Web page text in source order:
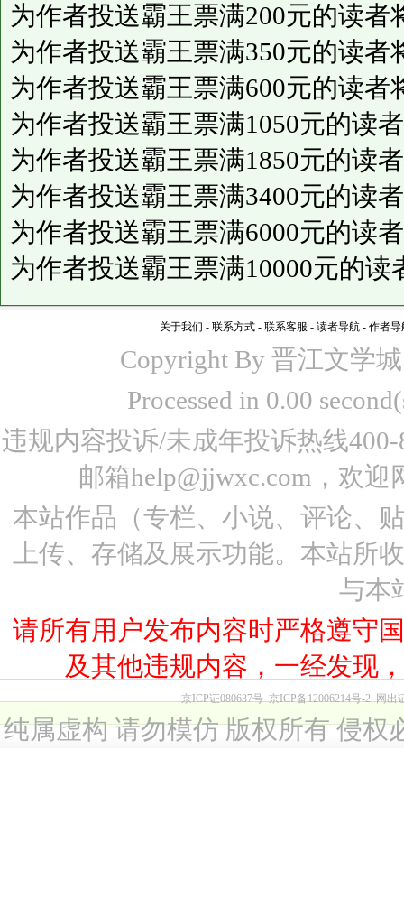
为作者投送霸王票满200元的读者
为作者投送霸王票满350元的读者
为作者投送霸王票满600元的读者
为作者投送霸王票满1050元的读
为作者投送霸王票满1850元的读
为作者投送霸王票满3400元的读
为作者投送霸王票满6000元的读
为作者投送霸王票满10000元的
关于我们 - 联系方式 - 联系客服 - 读者导航 - 作者导
Copyright By 晋江文学
Processed in 0.00
违规内容投诉/未成年投诉热线
邮箱help@jjwxc.com，欢
本站作品（专栏、小说、评论、
上传、存储及展示功能。本站所
与本
请所有用户发布内容时严格遵守
及其他违规内容，一经发现
京ICP证080637号 京ICP备12006214号-2 网出
纯属虚构 请勿模仿 版权所有 侵权